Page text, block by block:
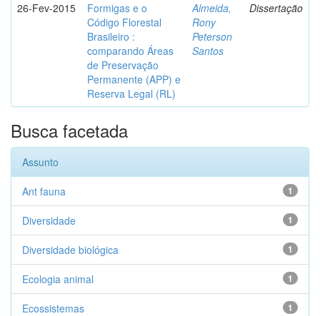
26-Fev-2015
Formigas e o
Código Florestal
Brasileiro :
comparando Áreas
de Preservação
Permanente (APP) e
Reserva Legal (RL)
Almeida,
Rony
Peterson
Santos
Dissertação
Busca facetada
Assunto
1
Ant fauna
1
Diversidade
1
Diversidade biológica
1
Ecologia animal
1
Ecossistemas